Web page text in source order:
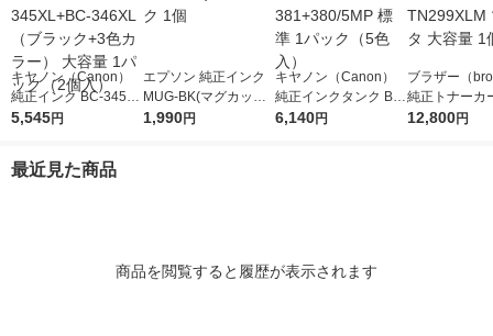
キヤノン（Canon）
純正インク BC-345XL
+BC-346XL （ブラッ
5,545円
エプソン 純正インク
MUG-BK(マグカップ)
ブラック 1個
1,990円
キヤノン（Canon）
純正インクタンク BCI
-381+380/5MP 標準 1
6,140円
ブラザー（
純正トナーカ
ジ
12,800円
最近見た商品
商品を閲覧すると履歴が表示されます